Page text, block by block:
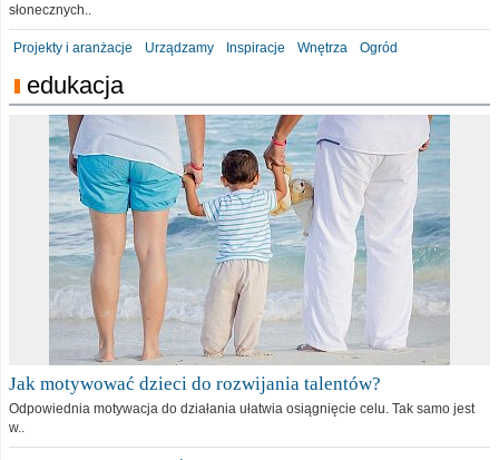
słonecznych..
Projekty i aranżacje Urządzamy Inspiracje Wnętrza Ogród
edukacja
Jak motywować dzieci do rozwijania talentów?
Odpowiednia motywacja do działania ułatwia osiągnięcie celu. Tak samo jest
w..